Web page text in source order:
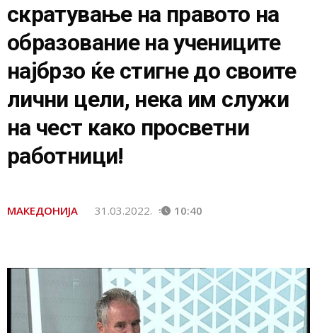
скратување на правото на
образование на учениците
најбрзо ќе стигне до своите
лични цели, нека им служи
на чест како просветни
работници!
МАКЕДОНИЈА 31.03.2022. 10:40